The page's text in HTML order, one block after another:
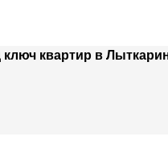
ключ квартир в